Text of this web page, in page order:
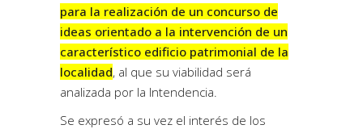
para la realización de un concurso de
ideas orientado a la intervención de un
característico edificio patrimonial de la
localidad, al que su viabilidad será
analizada por la Intendencia.
Se expresó a su vez el interés de los